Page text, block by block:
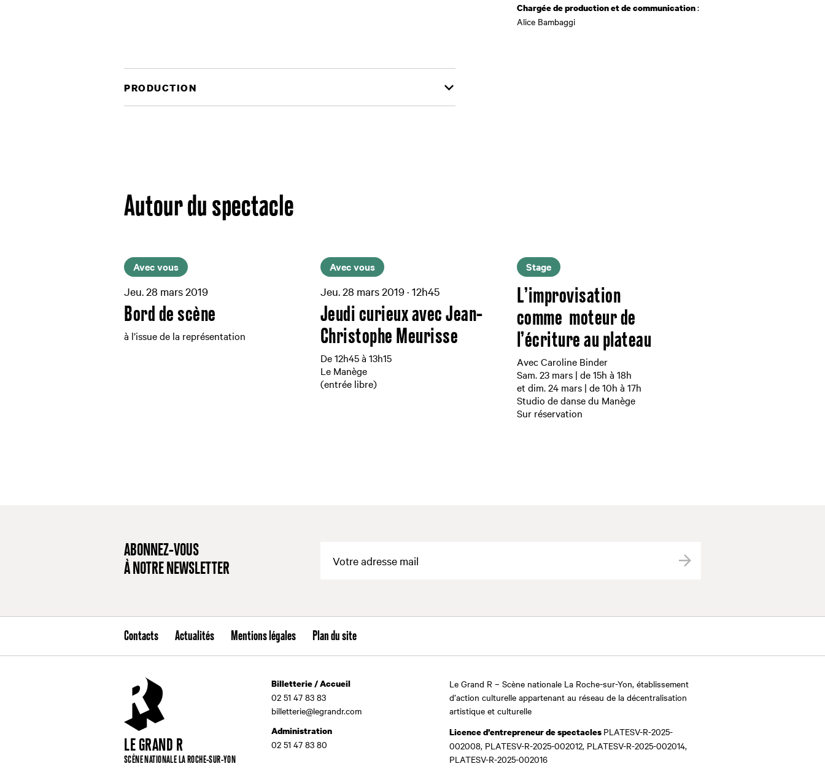
Chargée de production et de communication:
Alice Bambaggi
PRODUCTION
Autour du spectacle
Avec vous
Jeu. 28 mars 2019
Bord de scène
à l’issue de la représentation
Avec vous
Jeu. 28 mars 2019 · 12h45
Jeudi curieux avec Jean-
Christophe Meurisse
De 12h45 à 13h15
Le Manège
(entrée libre)
Stage
L’improvisation
comme moteur de
l’écriture au plateau
Avec Caroline Binder
Sam. 23 mars | de 15h à 18h
et dim. 24 mars | de 10h à 17h
Studio de danse du Manège
Sur réservation
ABONNEZ-VOUS
À NOTRE NEWSLETTER
Valider
Contacts Actualités Mentions légales Plan du site
LE GRAND R
SCÈNE NATIONALE LA ROCHE-SUR-YON
Billetterie / Accueil
02 51 47 83 83
billetterie@legrandr.com
Administration
02 51 47 83 80
Le Grand R – Scène nationale La Roche-sur-Yon, établissement
d’action culturelle appartenant au réseau de la décentralisation
artistique et culturelle
Licence d’entrepreneur de spectacles PLATESV-R-2025-
002008, PLATESV-R-2025-002012, PLATESV-R-2025-002014,
PLATESV-R-2025-002016